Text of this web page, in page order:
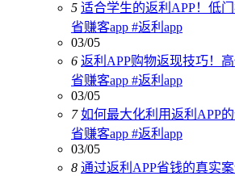
5 适合学生的返利APP！低
省赚客app #返利app
03/05
6 返利APP购物返现技巧！
省赚客app #返利app
03/05
7 如何最大化利用返利APP
省赚客app #返利app
03/05
8 通过返利APP省钱的真实